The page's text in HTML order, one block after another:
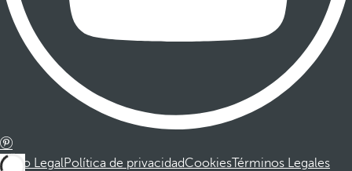
Aviso LegalPolítica de privacidadCookiesTérminos Legales